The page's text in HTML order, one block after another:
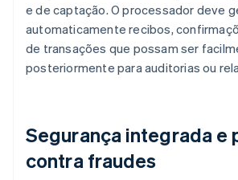
e de captação. O processador deve
automaticamente recibos,
de transações que possam ser
posteriormente para auditorias ou
Segurança integrada e
contra fraudes